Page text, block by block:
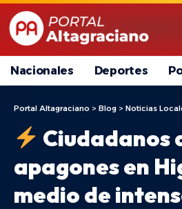
Nacionales Deportes
Portal Altagraciano > Blog > Noticias
Ciudadanos
apagones en
medio de